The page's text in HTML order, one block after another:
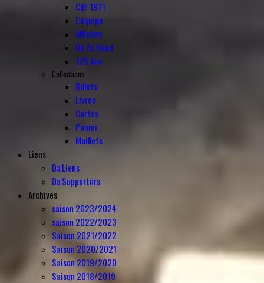
CdF 1971
L'équipe
Affiches
On Ze Road
125 Ans
Collections
Billets
Livres
Cartes
Panini
Maillots
Liens
Da'Liens
Da'Supporters
Archives
saison 2023/2024
saison 2022/2023
Saison 2021/2022
Saison 2020/2021
Saison 2019/2020
Saison 2018/2019